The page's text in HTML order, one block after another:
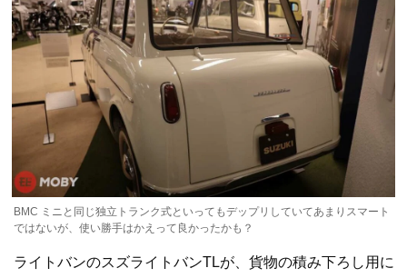
BMC ミニと同じ独立トランク式といってもデップリしていてあまりスマート
ではないが、使い勝手はかえって良かったかも？
ライトバンのスズライトバンTLが、貨物の積み下ろし用に